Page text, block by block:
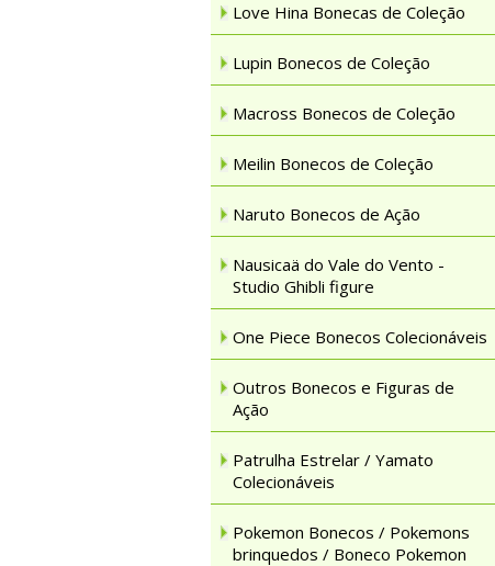
Love Hina Bonecas de Coleção
Lupin Bonecos de Coleção
Macross Bonecos de Coleção
Meilin Bonecos de Coleção
Naruto Bonecos de Ação
Nausicaä do Vale do Vento -
Studio Ghibli figure
One Piece Bonecos Colecionáveis
Outros Bonecos e Figuras de
Ação
Patrulha Estrelar / Yamato
Colecionáveis
Pokemon Bonecos / Pokemons
brinquedos / Boneco Pokemon